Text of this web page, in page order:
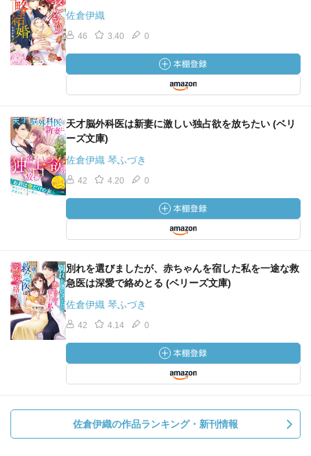
佐倉伊織
46 3.40 0
天才脳外科医は新妻に激しい独占欲を放ちたい (ベリ
ーズ文庫)
佐倉伊織 琴ふづき
42 4.20 0
別れを選びましたが、赤ちゃんを宿した私を一途な救
急医は深愛で絡めとる (ベリーズ文庫)
佐倉伊織 琴ふづき
42 4.14 0
佐倉伊織の作品ランキング・新刊情報